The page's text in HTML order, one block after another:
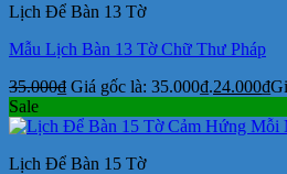
Lịch Để Bàn 13 Tờ
Mẫu Lịch Bàn 13 Tờ Chữ Thư Pháp
35.000₫ Giá gốc là: 35.000₫.24.000₫
Sale
Lịch Để Bàn 15 Tờ